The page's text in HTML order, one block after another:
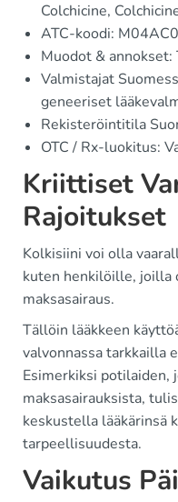
Colchicine,
ATC-koodi:
Muodot &
Valmistajat
geneeriset
Rekisteröintitila
OTC / Rx-luokitus:
Kriittiset
Rajoitukset
Kolkisiini voi olla
kuten henkilöille, joilla
maksasairaus.
Tällöin lääkkeen
valvonnassa tarkkailla
Esimerkiksi potilaiden,
maksasairauksista,
keskustella lääkärinsä
tarpeellisuudesta.
Vaikutus